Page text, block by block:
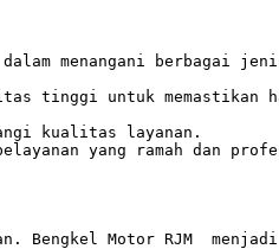
menangani berbagai
tinggi untuk memastikan
kualitas layanan.
yang ramah dan
Bengkel Motor RJM